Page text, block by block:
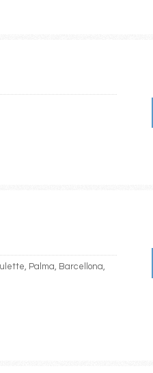
Palma, Barcellona,